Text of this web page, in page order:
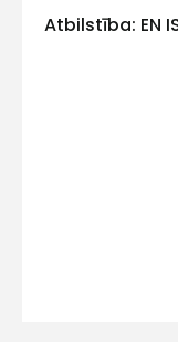
Atbilstība: EN